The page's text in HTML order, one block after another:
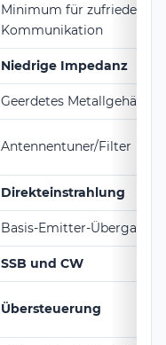
Minimum für
Kommunikation
Niedrige Impedanz
Geerdetes Metallgehäuse
Antennentuner/Filter
Direkteinstrahlung
Basis-Emitter-Übergang
SSB und CW
Übersteuerung